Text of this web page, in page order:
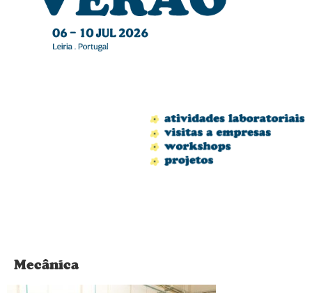
Mecânica